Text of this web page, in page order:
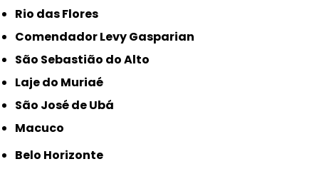
Rio das Flores
Comendador Levy Gasparian
São Sebastião do Alto
Laje do Muriaé
São José de Ubá
Macuco
Belo Horizonte